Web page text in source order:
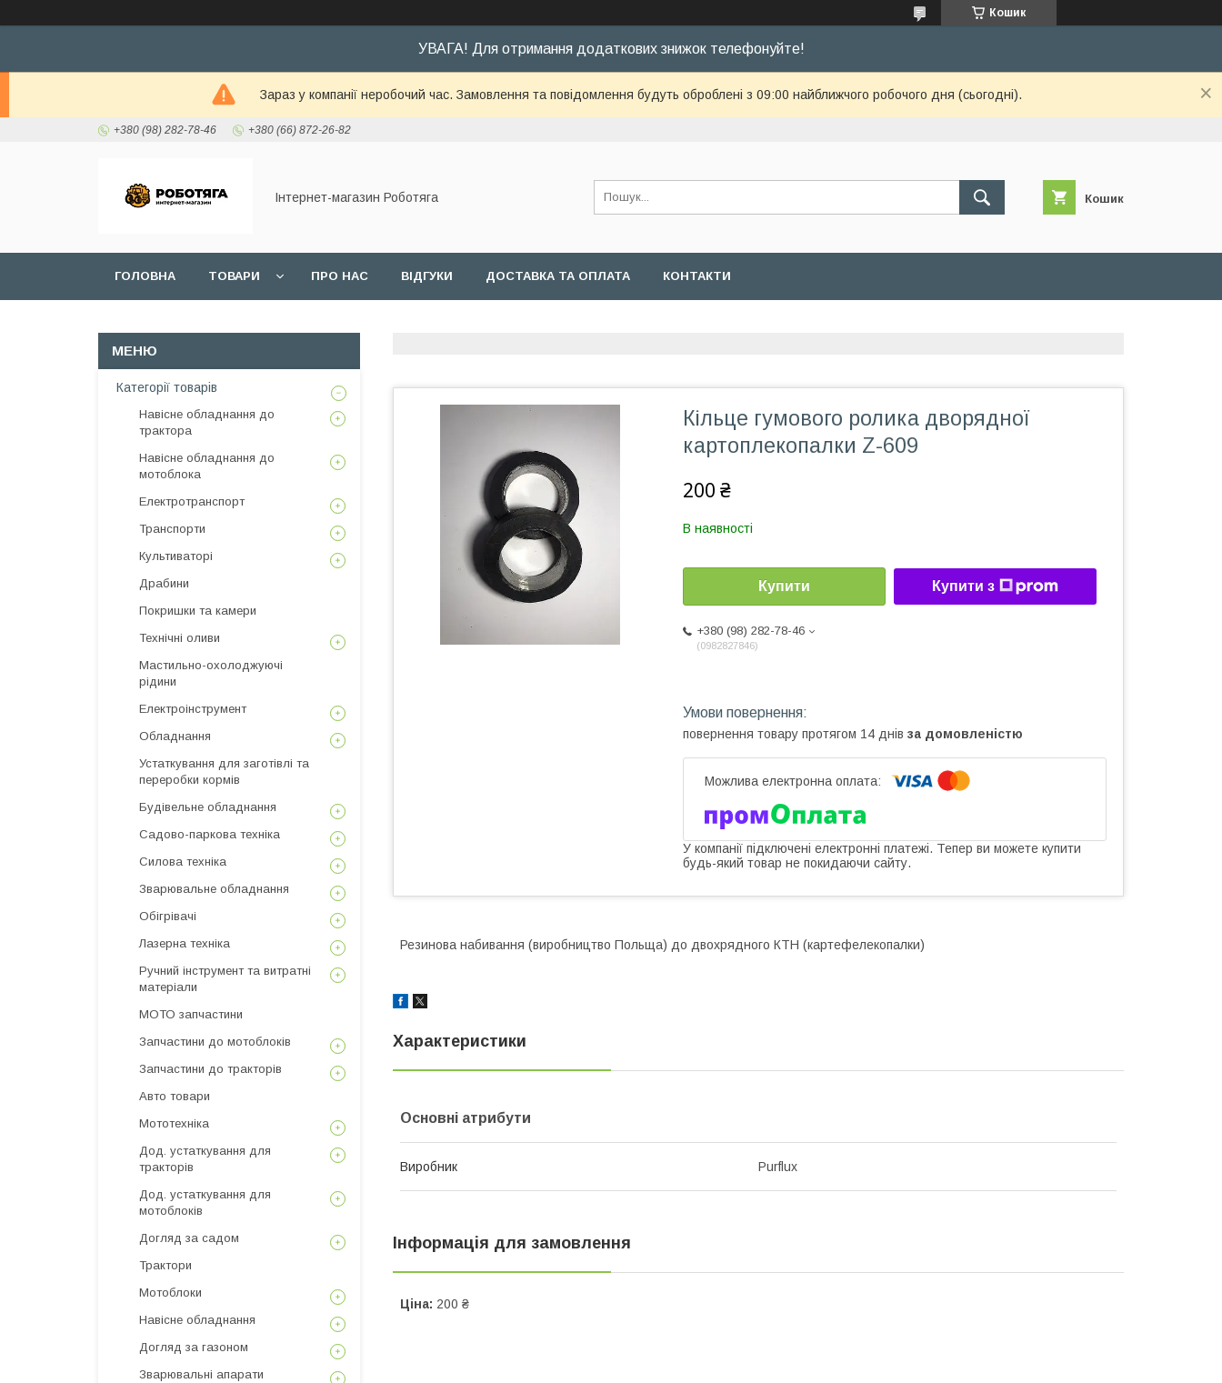
Кошик
УВАГА! Для отримання додаткових знижок телефонуйте!
Зараз у компанії неробочий час. Замовлення та повідомлення будуть оброблені з 09:00 найближчого робочого дня (сьогодні).
+380 (98) 282-78-46 +380 (66) 872-26-82
Інтернет-магазин Роботяга Кошик
ГОЛОВНА ТОВАРИ ПРО НАС ВІДГУКИ ДОСТАВКА ТА ОПЛАТА КОНТАКТИ
Кільце гумового ролика дворядної
картоплекопалки Z-609
200 ₴
В наявності
Купити Купити з
+380 (98) 282-78-46
0982827846
повернення товару протягом 14 днів за домовленістю
У компанії підключені електронні платежі. Тепер ви можете купити
будь-який товар не покидаючи сайту.
Резинова набивання (виробництво Польща) до двохрядного КТН (картефелекопалки)
Характеристики
Основні атрибути
Виробник Purflux
Інформація для замовлення
Ціна: 200 ₴
Категорії товарів
Навісне обладнання до
трактора
Навісне обладнання до
мотоблока
Електротранспорт
Транспорти
Культиваторі
Драбини
Покришки та камери
Технічні оливи
Мастильно-охолоджуючі
рідини
Електроінструмент
Обладнання
Устаткування для заготівлі та
переробки кормів
Будівельне обладнання
Садово-паркова техніка
Силова техніка
Зварювальне обладнання
Обігрівачі
Лазерна техніка
Ручний інструмент та витратні
матеріали
МОТО запчастини
Запчастини до мотоблоків
Запчастини до тракторів
Авто товари
Мототехніка
Дод. устаткування для
тракторів
Дод. устаткування для
мотоблоків
Догляд за садом
Трактори
Мотоблоки
Навісне обладнання
Догляд за газоном
Зварювальні апарати